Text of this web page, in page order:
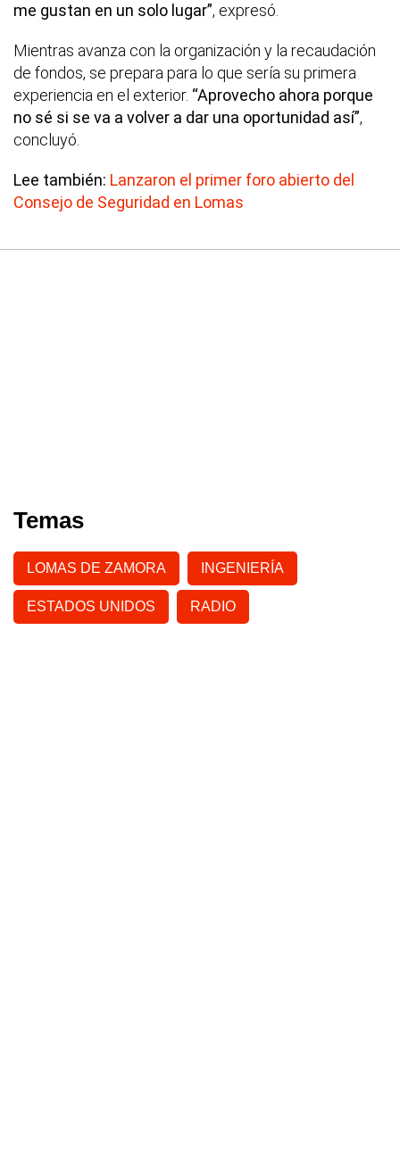
me gustan en un solo lugar”, expresó.
Mientras avanza con la organización y la recaudación
de fondos, se prepara para lo que sería su primera
experiencia en el exterior. “Aprovecho ahora porque
no sé si se va a volver a dar una oportunidad así”,
concluyó.
Lee también: Lanzaron el primer foro abierto del
Consejo de Seguridad en Lomas
Temas
LOMAS DE ZAMORA INGENIERÍA
ESTADOS UNIDOS RADIO